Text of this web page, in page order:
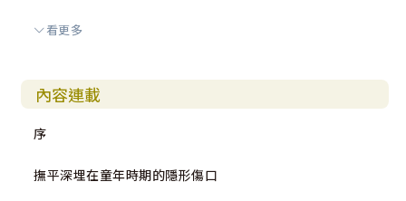
導、父母與孩子在情感上的連結，以及父母的愛──這是一
造成的傷害，並且教導我們療癒這種創傷的方法。」──泰
倫斯．瑞爾（Terrence Real），享譽國際的家庭治療師，
《早安美國》和《ABC新聞》常態性來賓
「閱讀韋伯博士的《童年情感忽視》一書，對我兒童暨
第6章與情緒共處：瞭解、辨認、肯定、分享感覺
更細微的覺察並記錄你的感覺
接受並從感覺中找到能量和指引
帶著覺知，有自信地表達你的感覺
看更多
內容連載
序
撫平深埋在童年時期的隱形傷口